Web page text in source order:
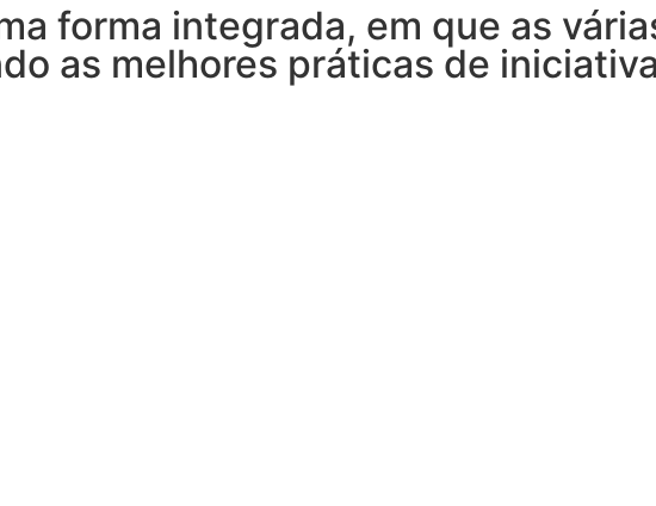
forma integrada, em que as
as melhores práticas de